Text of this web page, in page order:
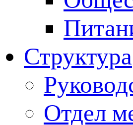
Структура
Отдел